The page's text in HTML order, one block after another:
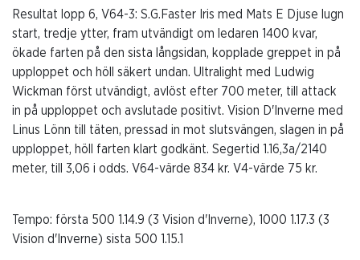
Resultat lopp 6, V64-3: S.G.Faster Iris med Mats E Djuse lugn
start, tredje ytter, fram utvändigt om ledaren 1400 kvar,
ökade farten på den sista långsidan, kopplade greppet in på
upploppet och höll säkert undan. Ultralight med Ludwig
Wickman först utvändigt, avlöst efter 700 meter, till attack
in på upploppet och avslutade positivt. Vision D'Inverne med
Linus Lönn till täten, pressad in mot slutsvängen, slagen in på
upploppet, höll farten klart godkänt. Segertid 1.16,3a/2140
meter, till 3,06 i odds. V64-värde 834 kr. V4-värde 75 kr.
Tempo: första 500 1.14.9 (3 Vision d'Inverne), 1000 1.17.3 (3
Vision d'Inverne) sista 500 1.15.1